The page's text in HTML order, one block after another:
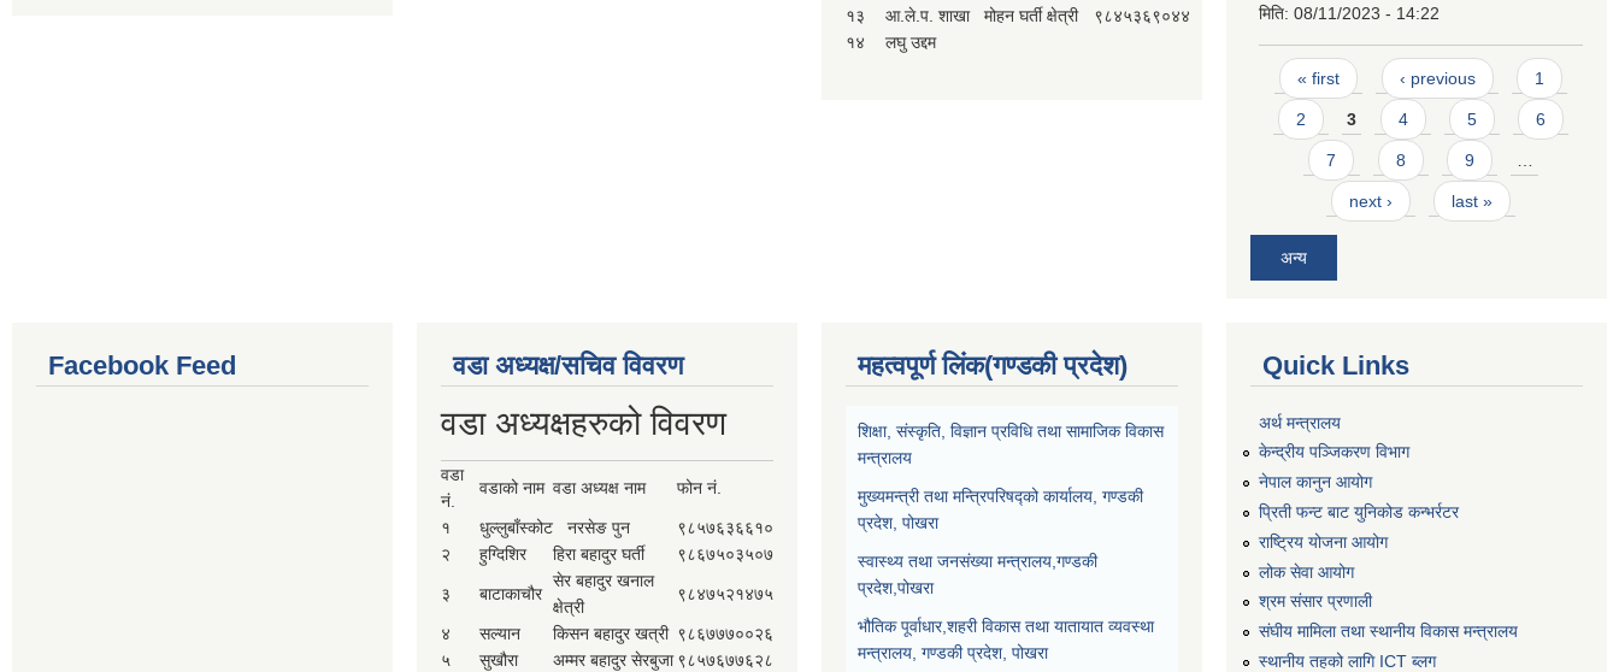
१३
आ.ले.प. शाखा मोहन घर्ती क्षेत्री
९८४५३६९०४४
१४
लघु उद्दम
मिति: 08/11/2023 - 14:22
Pages
« first ‹ previous 1
2 3 4 5 6
7 8 9 …
next › last »
अन्य
Facebook Feed वडा अध्यक्ष/सचिव विवरण
वडा अध्यक्षहरुको विवरण
वडा
नं.
वडाको नाम वडा अध्यक्ष नाम फोन नं.
१ धुल्लुबाँस्कोट नरसेङ पुन
९८५७६३६६१०
२
हुग्दिशिर हिरा बहादुर घर्ती ९८६७५०३५०७
३ बाटाकाचौर
सेर बहादुर खनाल
क्षेत्री
९८४७५२१४७५
४ सल्यान किसन बहादुर खत्री ९८६७७७००२६
५
सुखौरा अम्मर बहादुर सेरबुजा ९८५७६७७६२८
महत्वपूर्ण लिंक(गण्डकी प्रदेश)
शिक्षा, संस्कृति, विज्ञान प्रविधि तथा सामाजिक विकास
मन्त्रालय
मुख्यमन्त्री तथा मन्त्रिपरिषद्को कार्यालय, गण्डकी
प्रदेश, पोखरा
स्वास्थ्य तथा जनसंख्या मन्त्रालय,गण्डकी
प्रदेश,पोखरा
भौतिक पूर्वाधार,शहरी विकास तथा यातायात व्यवस्था
मन्त्रालय, गण्डकी प्रदेश, पोखरा
Quick Links
अर्थ मन्त्रालय
केन्द्रीय पञ्जिकरण विभाग
नेपाल कानुन आयोग
प्रिती फन्ट बाट युनिकोड कन्भर्रटर
राष्ट्रिय योजना आयोग
लोक सेवा आयोग
श्रम संसार प्रणाली
संघीय मामिला तथा स्थानीय विकास मन्त्रालय
स्थानीय तहको लागि ICT ब्लग